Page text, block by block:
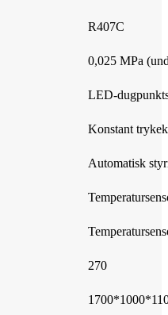
R407C
0,025 MPa
LED-
Konstant
Automatisk
270